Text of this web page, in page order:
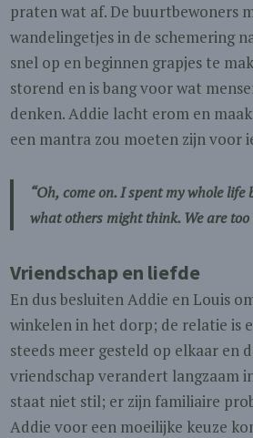
praten wat af. De buurtbewoners
wandelingetjes in de schemering
snel op en beginnen grapjes te
storend en is bang voor wat
denken. Addie lacht erom en
een mantra zou moeten zijn voor
“Oh, come on. I spent my whole
what others might think. We are
Vriendschap en liefde
En dus besluiten Addie en Louis
winkelen in het dorp; de relatie is
steeds meer gesteld op elkaar en
vriendschap verandert langzaam
staat niet stil; er zijn familiaire
Addie voor een moeilijke keuze